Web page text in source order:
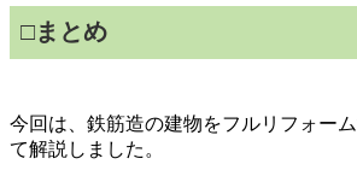
□まとめ
今回は、鉄筋造の建物をフルリフォー
て解説しました。